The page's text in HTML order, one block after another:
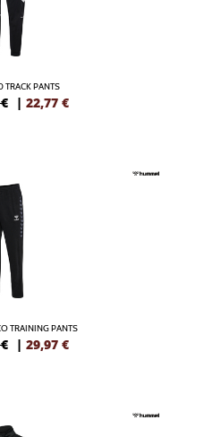
TRACK PANTS
| 22,77 €
TRAINING PANTS
| 29,97 €